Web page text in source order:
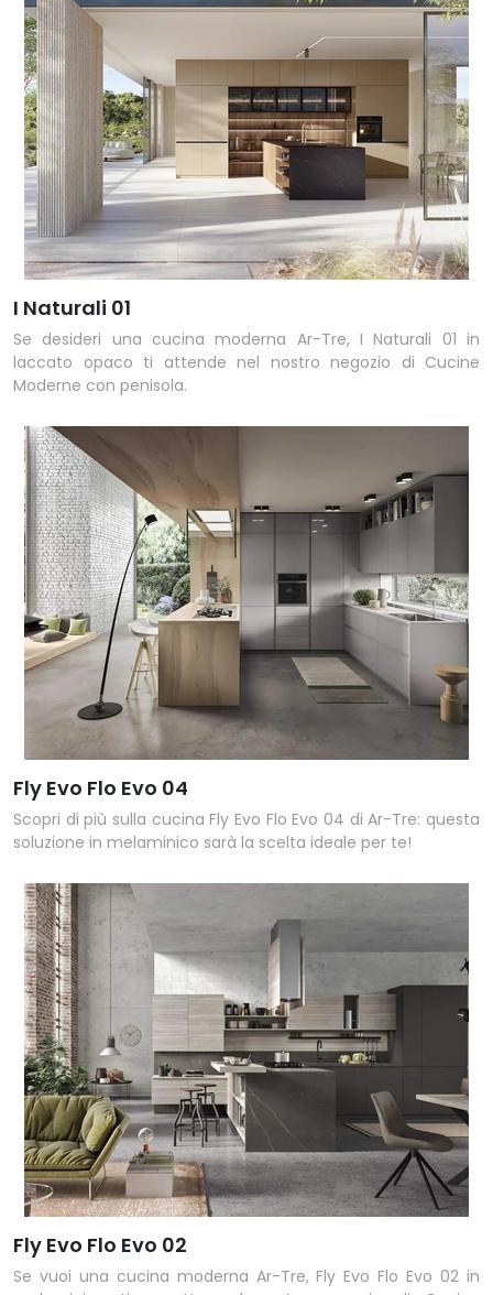
I Naturali 01
Se desideri una cucina moderna Ar-Tre, I Naturali 01 in
laccato opaco ti attende nel nostro negozio di Cucine
Moderne con penisola.
Fly Evo Flo Evo 04
Scopri di più sulla cucina Fly Evo Flo Evo 04 di Ar-Tre: questa
soluzione in melaminico sarà la scelta ideale per te!
Fly Evo Flo Evo 02
Se vuoi una cucina moderna Ar-Tre, Fly Evo Flo Evo 02 in